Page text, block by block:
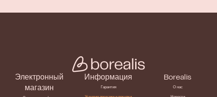
Электронный
магазин
Информация
Гарантия
Borealis
О нас